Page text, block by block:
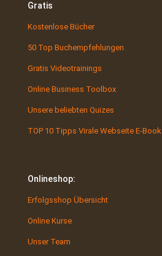
Gratis
Kostenlose Bücher
50 Top Buchempfehlungen
Gratis Videotrainings
Online Business Toolbox
Unsere beliebten Quizes
TOP 10 Tipps Virale Webseite E-Book
Onlineshop:
Erfolgsshop Übersicht
Online Kurse
Unser Team